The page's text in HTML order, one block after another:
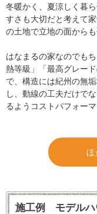
冬暖かく、夏涼しく暮
すさも大切だと考えて
の土地で立地の面から
はなまるの家なのでも
熱等級」「最高グレー
で、構造には紀州の無
し、動線の工夫だけで
るようコストパフォー
ほ
施工例 モデル